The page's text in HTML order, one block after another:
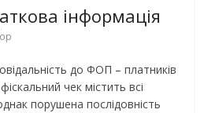
інформація
до ФОП – платників
чек містить всі
порушена послідовність